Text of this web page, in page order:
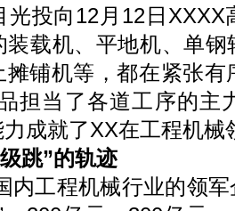
向12月12日XXXX
装载机、平地机、单
铺机等，都在紧张有
担当了各道工序的主
成就了XX在工程机械
跳”的轨迹
工程机械行业的领军